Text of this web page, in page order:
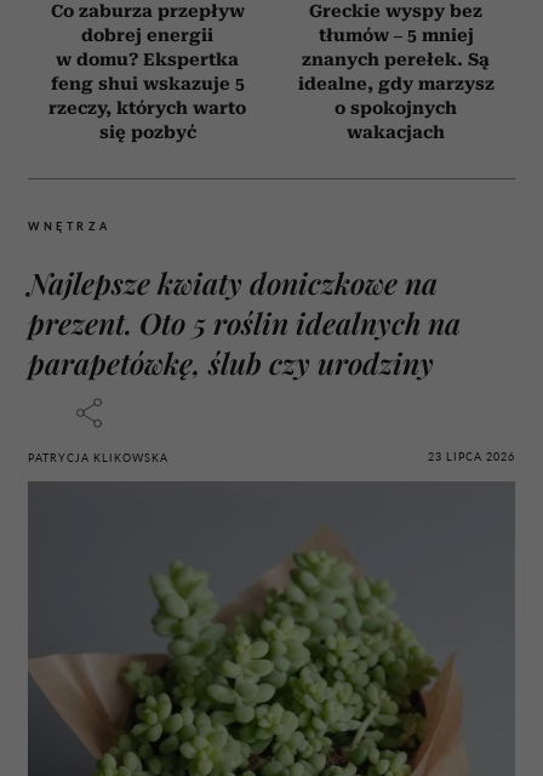
Co zaburza przepływ
dobrej energii
w domu? Ekspertka
feng shui wskazuje 5
rzeczy, których warto
się pozbyć
Greckie wyspy bez
tłumów – 5 mniej
znanych perełek. Są
idealne, gdy marzysz
o spokojnych
wakacjach
WNĘTRZA
Najlepsze kwiaty doniczkowe na
prezent. Oto 5 roślin idealnych na
parapetówkę, ślub czy urodziny
PATRYCJA KLIKOWSKA 23 LIPCA 2026